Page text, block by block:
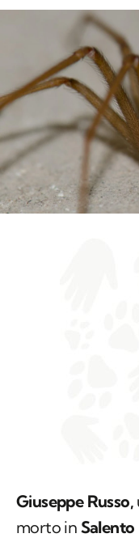
Giuseppe Russo,
morto in Salento